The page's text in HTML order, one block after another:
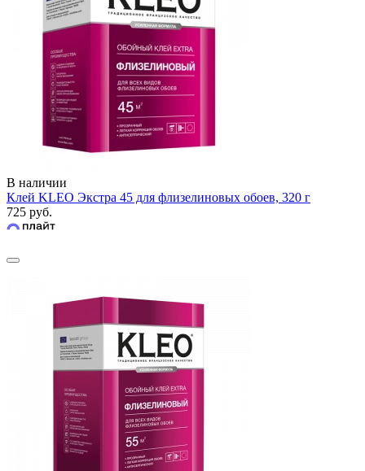
В наличии
Клей KLEO Экстра 45 для флизелиновых обоев, 320 г
725 руб.